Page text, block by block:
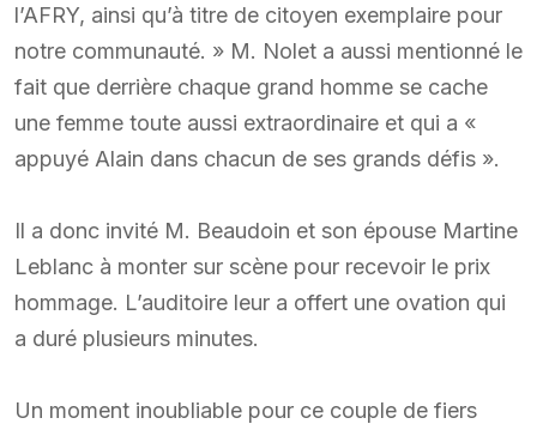
l’AFRY, ainsi qu’à titre de citoyen exemplaire pour
notre communauté. » M. Nolet a aussi mentionné le
fait que derrière chaque grand homme se cache
une femme toute aussi extraordinaire et qui a «
appuyé Alain dans chacun de ses grands défis ».
Il a donc invité M. Beaudoin et son épouse Martine
Leblanc à monter sur scène pour recevoir le prix
hommage. L’auditoire leur a offert une ovation qui
a duré plusieurs minutes.
Un moment inoubliable pour ce couple de fiers